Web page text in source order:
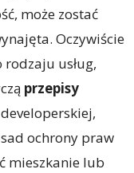
może zostać
Oczywiście
usług,
przepisy
ochrony praw
mieszkanie lub